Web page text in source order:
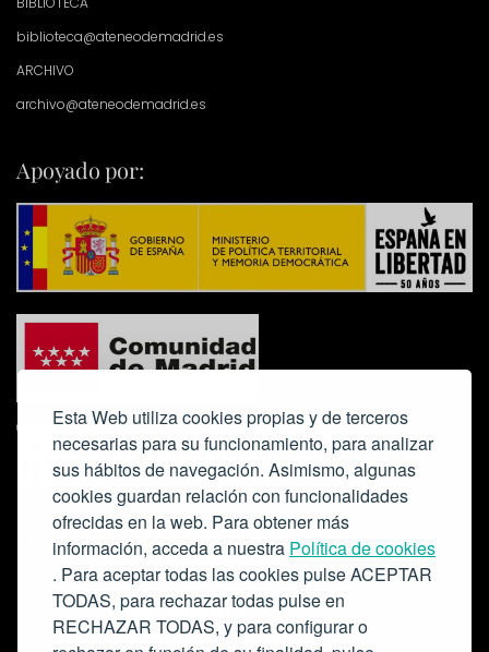
Esta Web utiliza cookies propias y de terceros
necesarias para su funcionamiento, para analizar
sus hábitos de navegación. Asimismo, algunas
cookies guardan relación con funcionalidades
ofrecidas en la web. Para obtener más
información, acceda a nuestra Política de cookies
. Para aceptar todas las cookies pulse ACEPTAR
TODAS, para rechazar todas pulse en
RECHAZAR TODAS, y para configurar o
biblioteca@ateneodemadrid.es
ARCHIVO
archivo@ateneodemadrid.es
Apoyado por:
Colabora: